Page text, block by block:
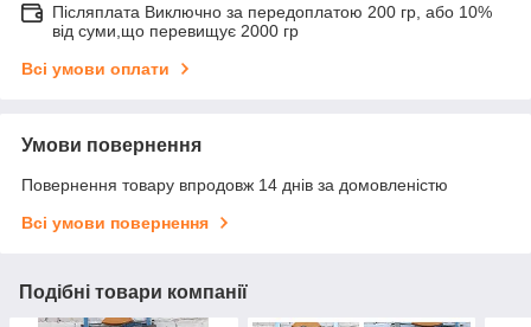
Післяплата Виключно за передоплатою 200 гр, або 10%
від суми,що перевищує 2000 гр
Всі умови оплати
Умови повернення
Повернення товару впродовж 14 днів за домовленістю
Всі умови повернення
Подібні товари компанії